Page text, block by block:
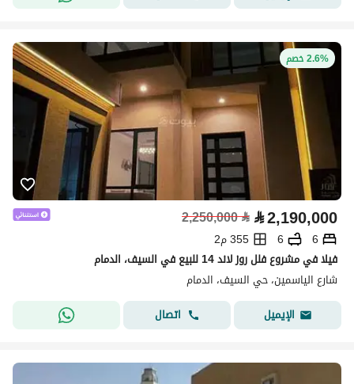
2.6% خصم
⃁2,190,000
⃁
2,250,000
6
6
355 م2
فيلا في مشروع فلل روز لاند 14 للبيع في السيف، الدمام
شارع الياسمين، حي السيف، الدمام
الإيميل
اتصال